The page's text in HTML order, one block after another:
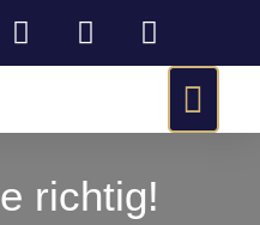
richtig!